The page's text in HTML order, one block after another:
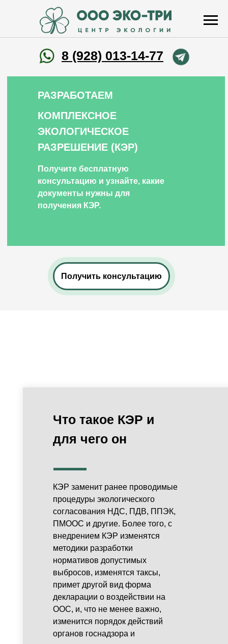
8 (928) 013-14-77
КОМПЛЕКСНОЕ
ЭКОЛОГИЧЕСКОЕ
РАЗРЕШЕНИЕ (КЭР)
Получите бесплатную
консультацию и узнайте, какие
документы нужны для
получения КЭР.
Получить консультацию
РАЗРАБОТАЕМ
Что такое КЭР и
для чего он
КЭР заменит ранее проводимые
процедуры экологического
согласования НДС, ПДВ, ППЭК,
ПМООС и другие. Более того, с
внедрением КЭР изменятся
методики разработки
нормативов допустимых
выбросов, изменятся таксы,
примет другой вид форма
декларации о воздействии на
ООС, и, что не менее важно,
изменится порядок действий
органов госнадзора и